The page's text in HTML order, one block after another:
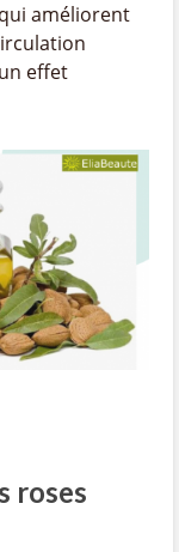
améliorent
effet
roses